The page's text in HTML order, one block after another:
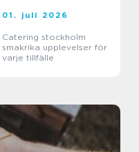
01. juli 2026
Catering stockholm
smakrika upplevelser för
varje tillfälle